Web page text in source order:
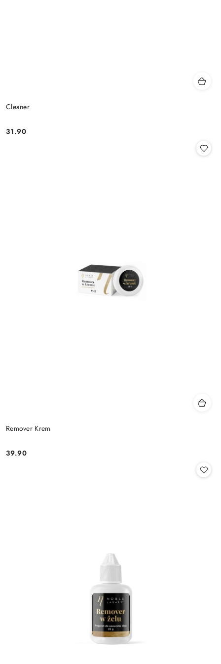
Cleaner
Cena:
31.90
Remover Krem
Cena:
39.90